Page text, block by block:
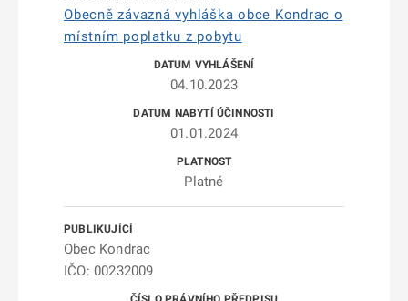
Obecně závazná vyhláška obce Kondrac o
místním poplatku z pobytu
04.10.2023
01.01.2024
Platné
Obec Kondrac
IČO: 00232009